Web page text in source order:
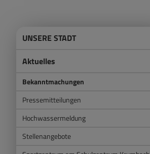
UNSERE STADT
Aktuelles
Bekanntmachungen
Pressemitteilungen
Hochwassermeldung
Stellenangebote